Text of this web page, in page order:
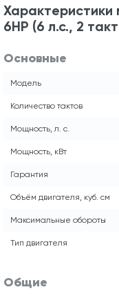
6HP (6 л.с., 2
Основные
Модель
Количество тактов
Мощность, л. с.
Мощность, кВт
Гарантия
Объём двигателя, куб. см
Максимальные обороты
Тип двигателя
Общие